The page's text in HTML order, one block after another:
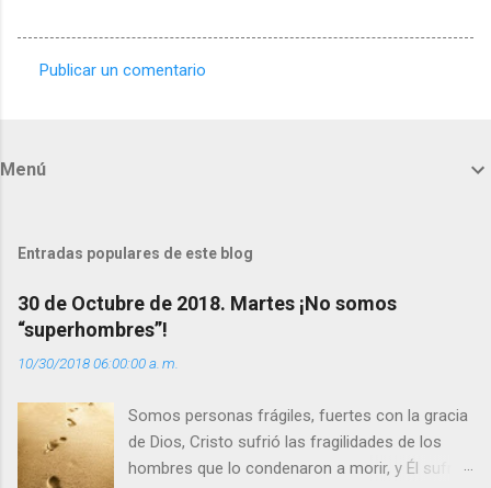
t
r
i
o
s
Publicar un comentario
Menú
Entradas populares de este blog
30 de Octubre de 2018. Martes ¡No somos
“superhombres”!
10/30/2018 06:00:00 a. m.
Somos personas frágiles, fuertes con la gracia
de Dios, Cristo sufrió las fragilidades de los
hombres que lo condenaron a morir, y Él sufrió